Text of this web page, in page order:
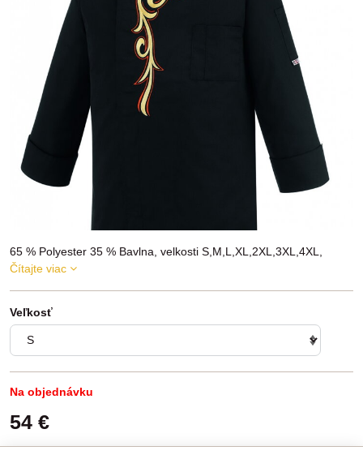
65 % Polyester 35 % Bavlna, velkosti S,M,L,XL,2XL,3XL,4XL,
Čítajte viac
Veľkosť
Na objednávku
54 €